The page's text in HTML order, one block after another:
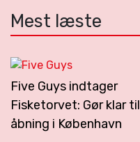
Mest læste
Five Guys indtager
Fisketorvet: Gør klar til
åbning i København